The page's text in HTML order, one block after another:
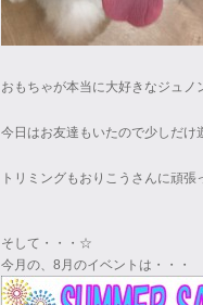
おもちゃが本当に大好きなジュノ
今日はお友達もいたので少しだけ
トリミングもおりこうさんに頑張
そして・・・☆
今月の、8月のイベントは・・・